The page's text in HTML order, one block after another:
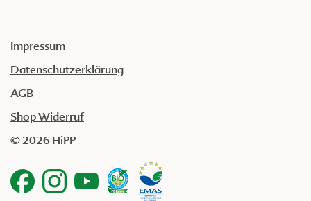
Impressum
Datenschutzerklärung
AGB
Shop Widerruf
© 2026 HiPP